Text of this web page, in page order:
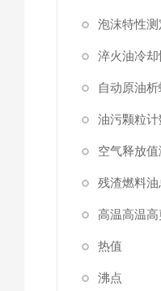
泡沫特性测
淬火油冷
自动原油
油污颗粒计
空气释放
残渣燃料
高温高温
热值
沸点